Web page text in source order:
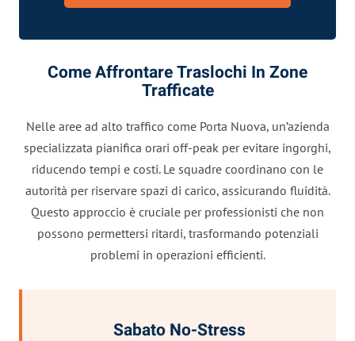
Come Affrontare Traslochi In Zone
Trafficate
Nelle aree ad alto traffico come Porta Nuova, un’azienda
specializzata pianifica orari off-peak per evitare ingorghi,
riducendo tempi e costi. Le squadre coordinano con le
autorità per riservare spazi di carico, assicurando fluidità.
Questo approccio è cruciale per professionisti che non
possono permettersi ritardi, trasformando potenziali
problemi in operazioni efficienti.
Sabato No-Stress